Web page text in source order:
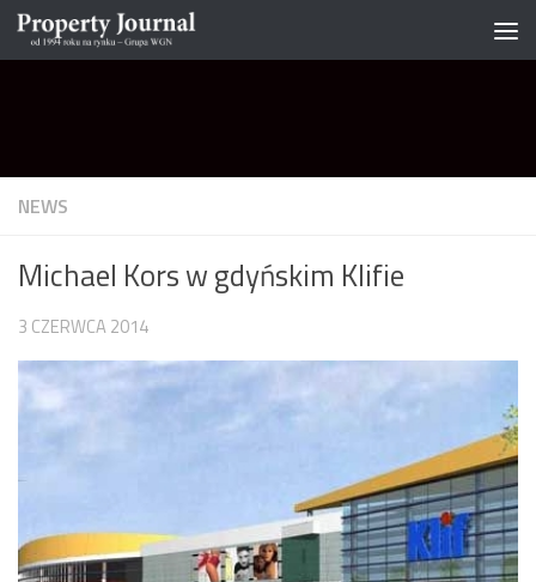
Skip to content
NEWS
Michael Kors w gdyńskim Klifie
3 CZERWCA 2014